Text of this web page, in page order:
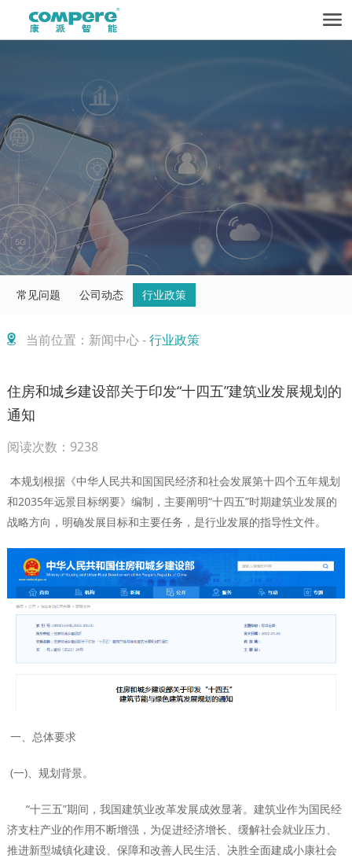
常见问题 公司动态 行业政策
当前位置：新闻中心 -行业政策
住房和城乡建设部关于印发“十四五”建筑业发展规划的
通知
阅读次数：9238
本规划根据《中华人民共和国国民经济和社会发展第十四个五年规划
和2035年远景目标纲要》编制，主要阐明“十四五”时期建筑业发展的
战略方向，明确发展目标和主要任务，是行业发展的指导性文件。
一、总体要求
(一)、规划背景。
“十三五”期间，我国建筑业改革发展成效显著。建筑业作为国民经
济支柱产业的作用不断增强，为促进经济增长、缓解社会就业压力、
推进新型城镇化建设、保障和改善人民生活、决胜全面建成小康社会